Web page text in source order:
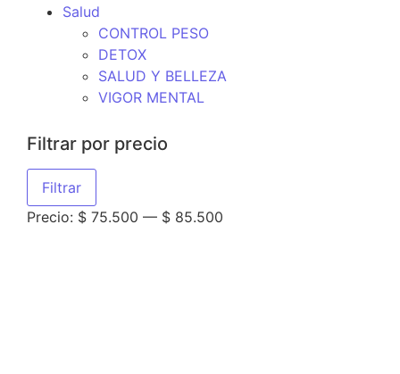
Salud
CONTROL PESO
DETOX
SALUD Y BELLEZA
VIGOR MENTAL
Filtrar por precio
Filtrar
Precio: $ 75.500 — $ 85.500